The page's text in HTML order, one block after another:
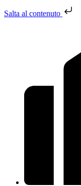
Salta al contenuto